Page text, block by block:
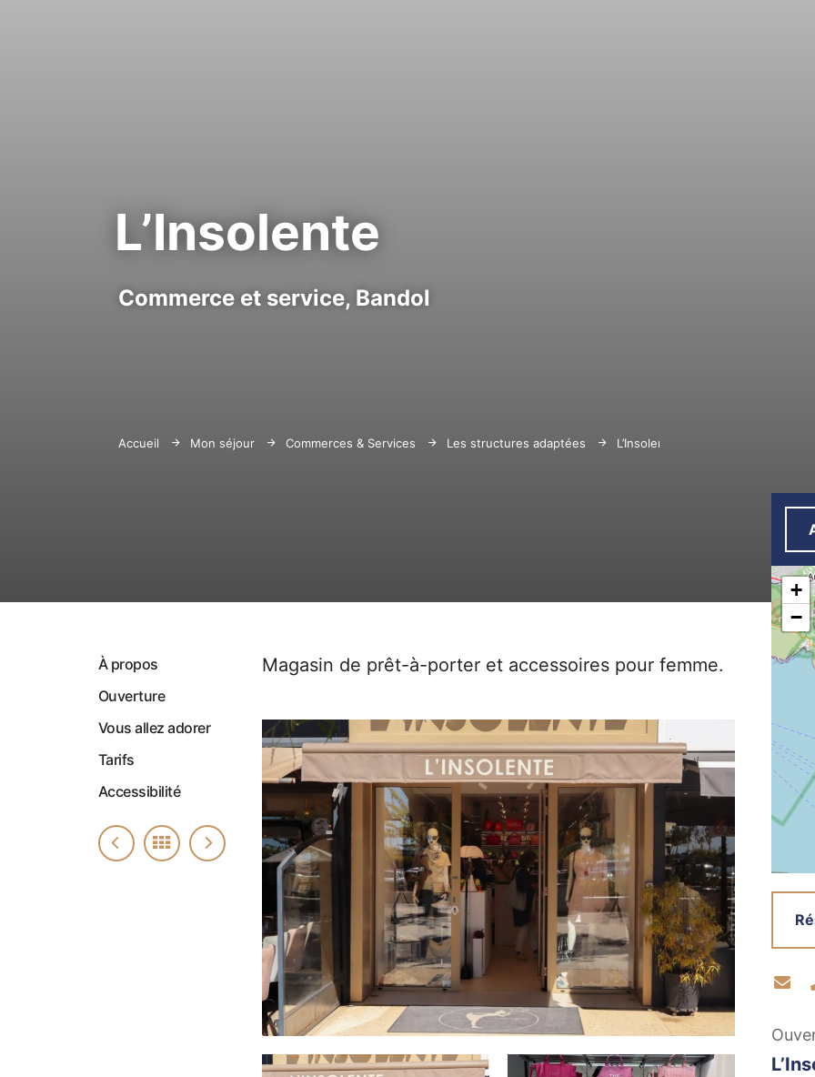
L’Insolente
Commerce et service, Bandol
Accueil Mon séjour Commerces & Services Les structures adaptées L’Insolente
À propos
Ouverture
Vous allez adorer
Tarifs
Accessibilité
Magasin de prêt-à-porter et accessoires pour femme.
+
−